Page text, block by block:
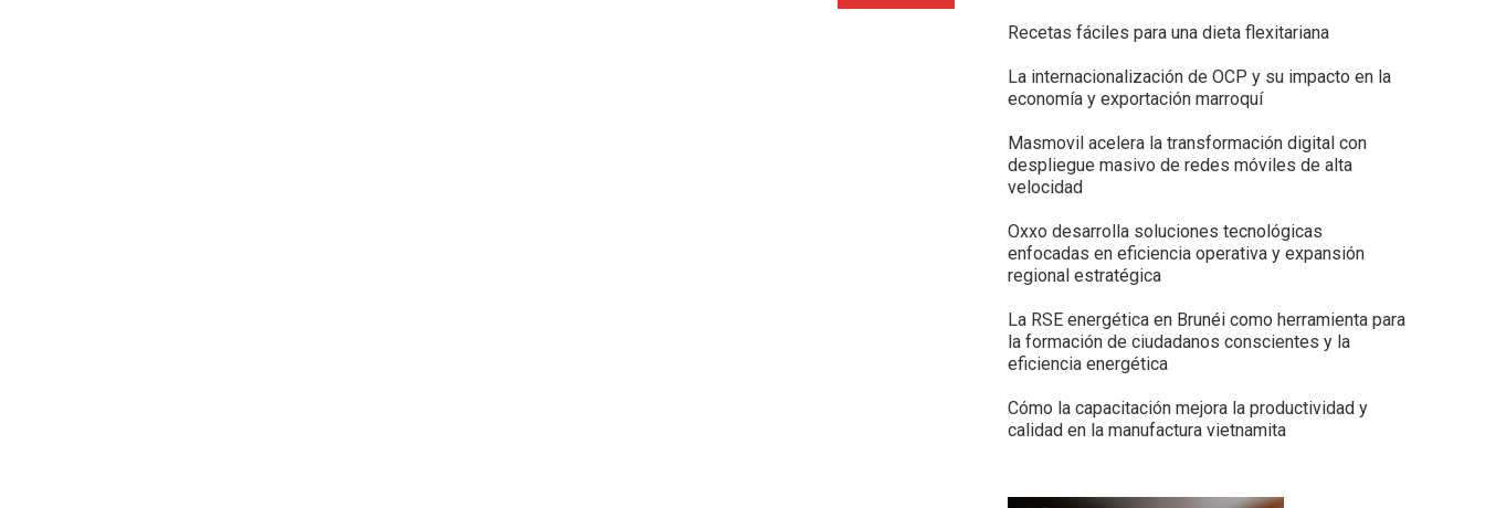
Recetas fáciles para una dieta flexitariana
La internacionalización de OCP y su impacto en la
economía y exportación marroquí
Masmovil acelera la transformación digital con
despliegue masivo de redes móviles de alta
velocidad
Oxxo desarrolla soluciones tecnológicas
enfocadas en eficiencia operativa y expansión
regional estratégica
La RSE energética en Brunéi como herramienta para
la formación de ciudadanos conscientes y la
eficiencia energética
Cómo la capacitación mejora la productividad y
calidad en la manufactura vietnamita